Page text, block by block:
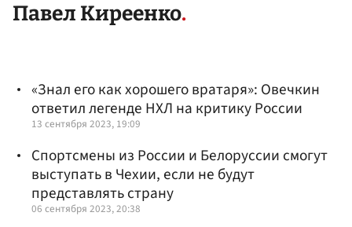
Павел Киреенко
«Знал его как хорошего вратаря»: Овечкин
ответил легенде НХЛ на критику России
13 сентября 2023, 19:09
Спортсмены из России и Белоруссии смогут
выступать в Чехии, если не будут
представлять страну
06 сентября 2023, 20:38